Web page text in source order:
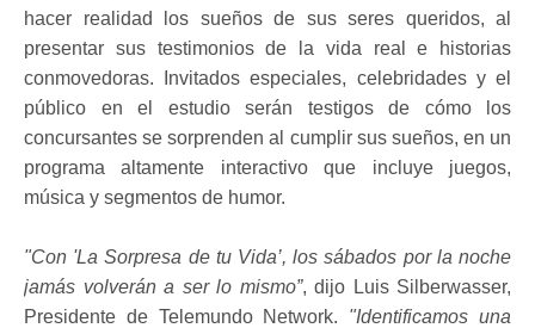
hacer realidad los sueños de sus seres queridos, al
presentar sus testimonios de la vida real e historias
conmovedoras. Invitados especiales, celebridades y el
público en el estudio serán testigos de cómo los
concursantes se sorprenden al cumplir sus sueños, en un
programa altamente interactivo que incluye juegos,
música y segmentos de humor.
"Con 'La Sorpresa de tu Vida’, los sábados por la noche
jamás volverán a ser lo mismo”, dijo Luis Silberwasser,
Presidente de Telemundo Network. "Identificamos una